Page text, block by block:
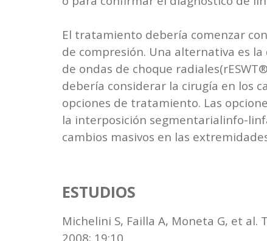
El tratamiento debería comenzar
de compresión. Una alternativa es
de ondas de choque
debería considerar la cirugía en los
opciones de tratamiento. Las
la interposición segmentarialinfo-
cambios masivos en las
ESTUDIOS
Michelini S, Failla A, Moneta G, et
2008; 19:10.